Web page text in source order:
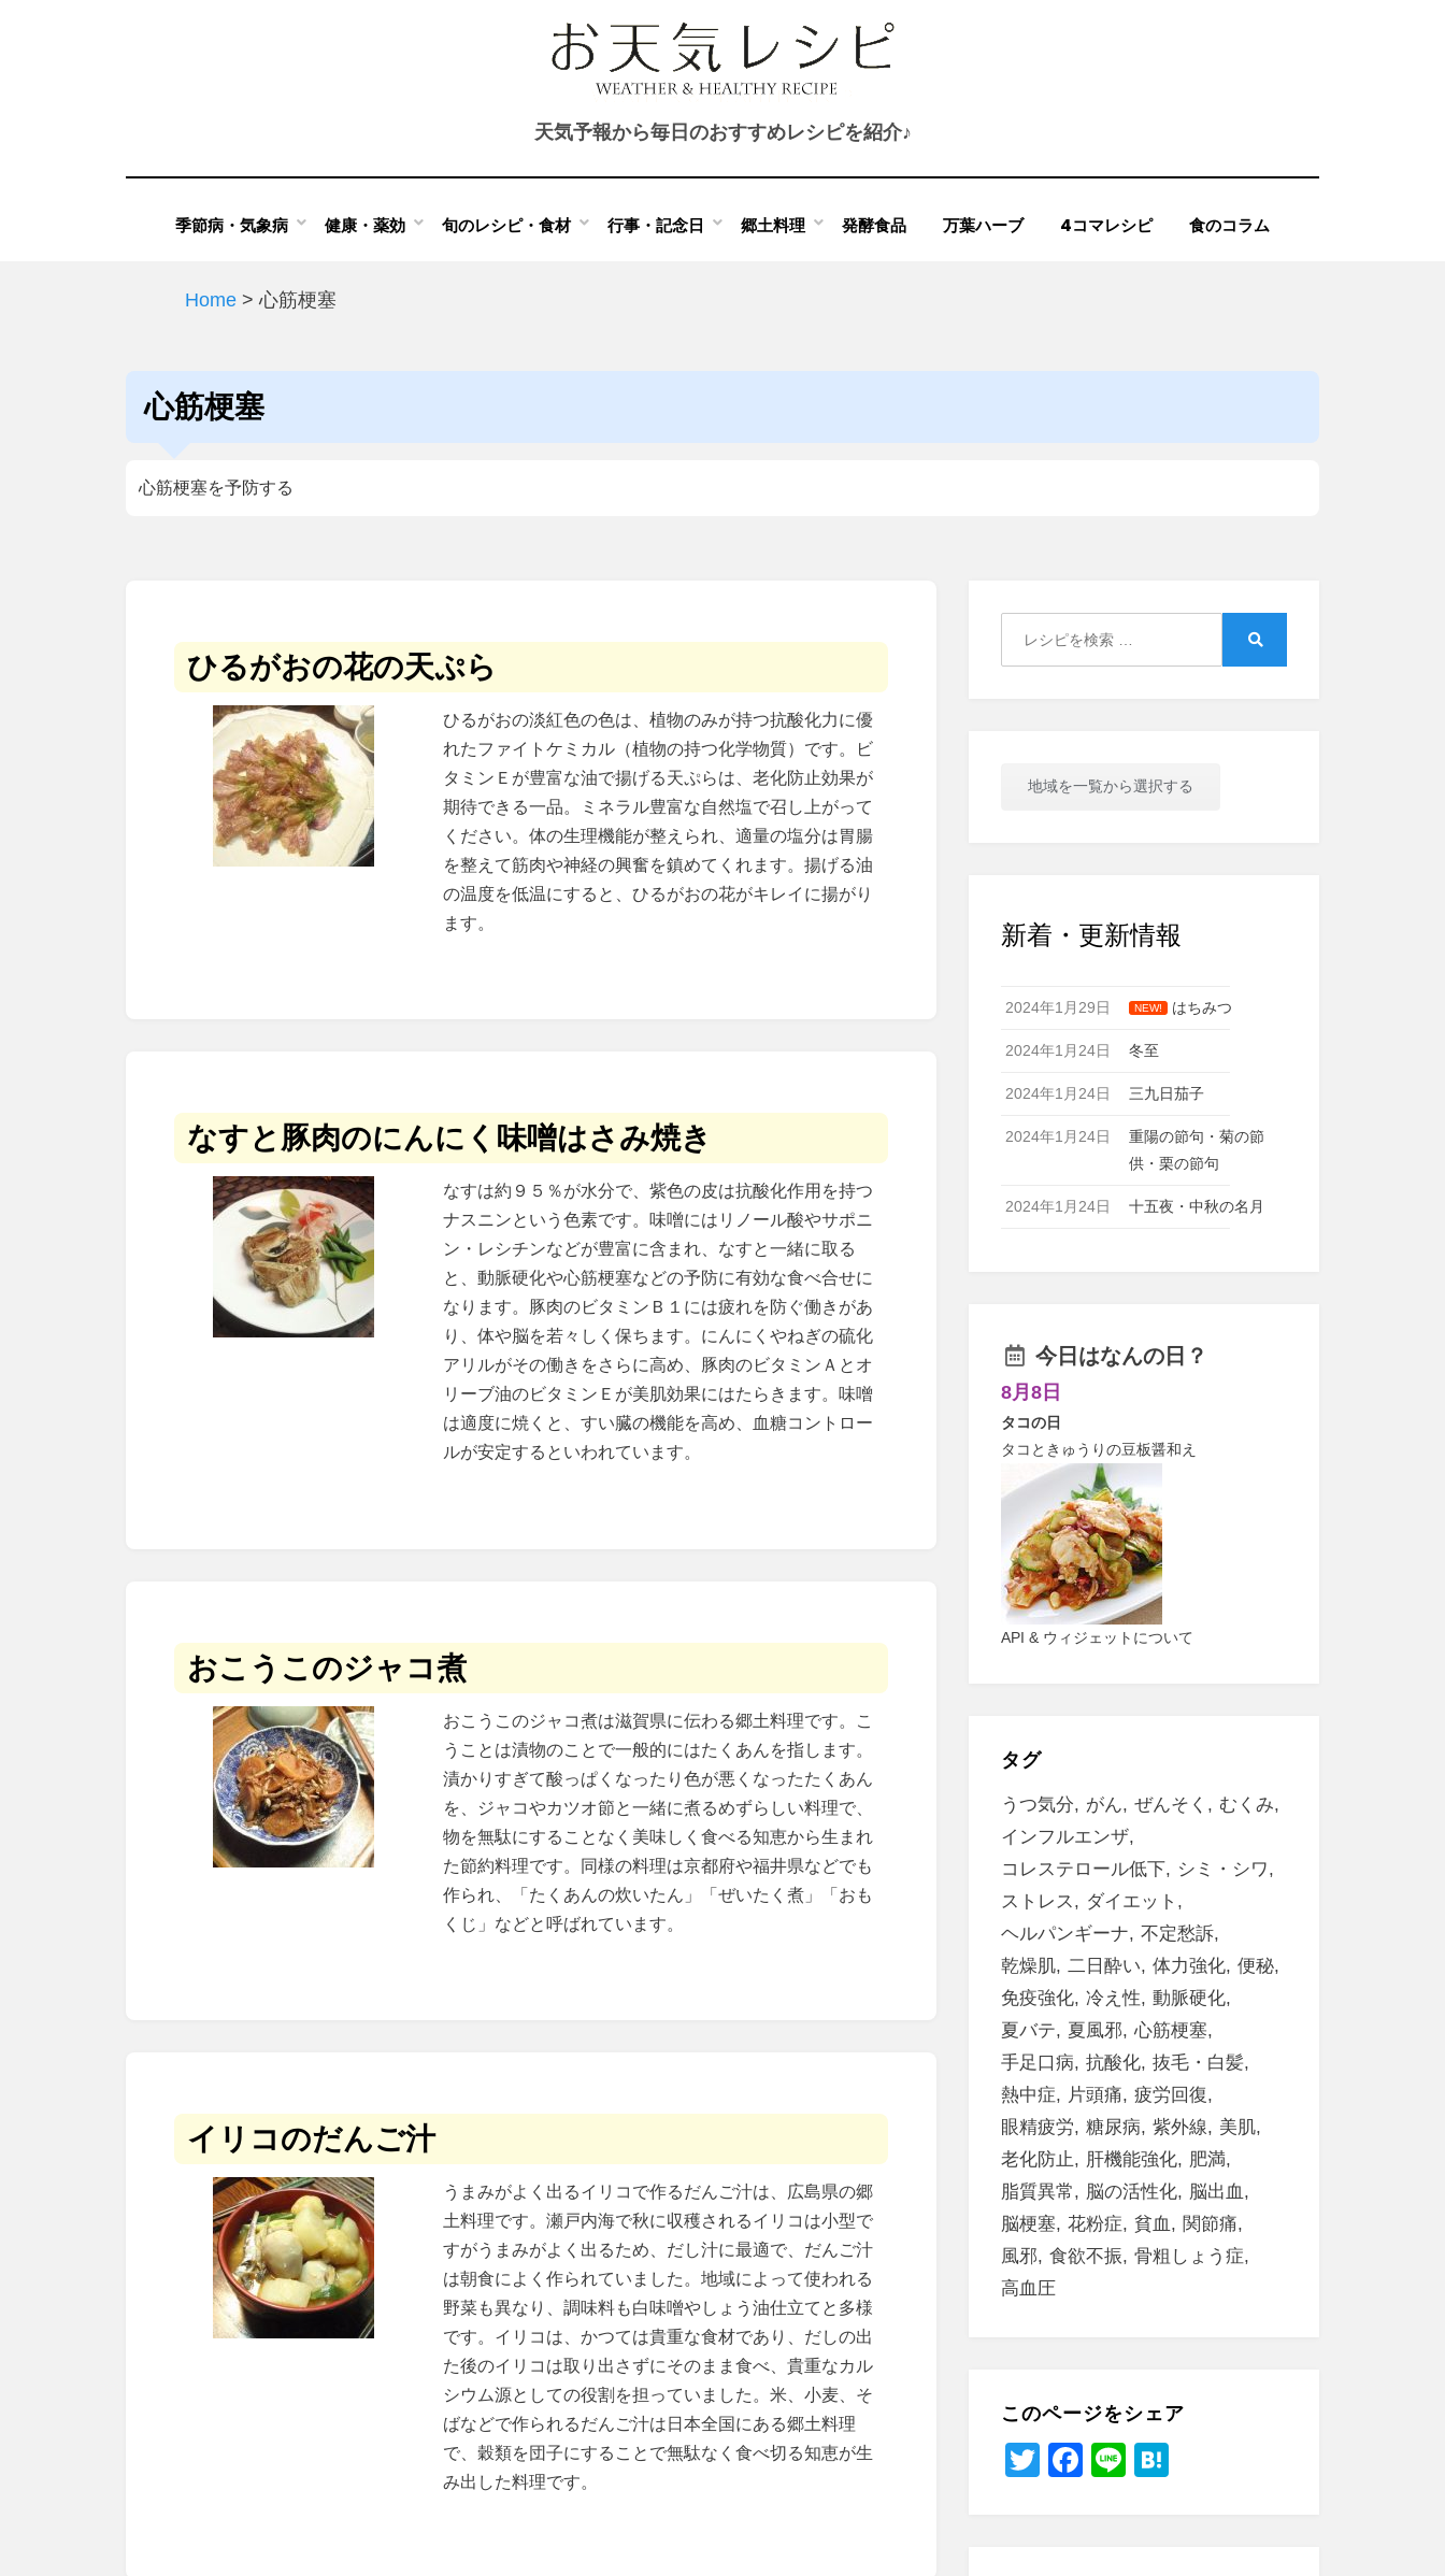
天気予報から毎日のおすすめレシピを紹介♪
季節病・気象病 健康・薬効 旬のレシピ・食材 行事・記念日 郷土料理 発酵食品 万葉ハーブ 4コマレシピ 食のコラム
Home >心筋梗塞
タグ
:
心筋梗塞
心筋梗塞を予防する
ひるがおの花の天ぷら
ひるがおの淡紅色の色は、植物のみが持つ抗酸化力に優
れたファイトケミカル（植物の持つ化学物質）です。ビ
タミンＥが豊富な油で揚げる天ぷらは、老化防止効果が
期待できる一品。ミネラル豊富な自然塩で召し上がって
ください。体の生理機能が整えられ、適量の塩分は胃腸
を整えて筋肉や神経の興奮を鎮めてくれます。揚げる油
の温度を低温にすると、ひるがおの花がキレイに揚がり
ます。
なすと豚肉のにんにく味噌はさみ焼き
なすは約９５％が水分で、紫色の皮は抗酸化作用を持つ
ナスニンという色素です。味噌にはリノール酸やサポニ
ン・レシチンなどが豊富に含まれ、なすと一緒に取る
と、動脈硬化や心筋梗塞などの予防に有効な食べ合せに
なります。豚肉のビタミンＢ１には疲れを防ぐ働きがあ
り、体や脳を若々しく保ちます。にんにくやねぎの硫化
アリルがその働きをさらに高め、豚肉のビタミンＡとオ
リーブ油のビタミンＥが美肌効果にはたらきます。味噌
は適度に焼くと、すい臓の機能を高め、血糖コントロー
ルが安定するといわれています。
おこうこのジャコ煮
おこうこのジャコ煮は滋賀県に伝わる郷土料理です。こ
うことは漬物のことで一般的にはたくあんを指します。
漬かりすぎて酸っぱくなったり色が悪くなったたくあん
を、ジャコやカツオ節と一緒に煮るめずらしい料理で、
物を無駄にすることなく美味しく食べる知恵から生まれ
た節約料理です。同様の料理は京都府や福井県などでも
作られ、「たくあんの炊いたん」「ぜいたく煮」「おも
くじ」などと呼ばれています。
イリコのだんご汁
うまみがよく出るイリコで作るだんご汁は、広島県の郷
土料理です。瀬戸内海で秋に収穫されるイリコは小型で
すがうまみがよく出るため、だし汁に最適で、だんご汁
は朝食によく作られていました。地域によって使われる
野菜も異なり、調味料も白味噌やしょう油仕立てと多様
です。イリコは、かつては貴重な食材であり、だしの出
た後のイリコは取り出さずにそのまま食べ、貴重なカル
シウム源としての役割を担っていました。米、小麦、そ
ばなどで作られるだんご汁は日本全国にある郷土料理
で、穀類を団子にすることで無駄なく食べ切る知恵が生
み出した料理です。
地域を一覧から選択する
新着・更新情報
2024年1月29日 NEW! はちみつ
2024年1月24日 冬至
2024年1月24日 三九日茄子
2024年1月24日
重陽の節句・菊の節
供・栗の節句
2024年1月24日 十五夜・中秋の名月
今日はなんの日？
8月8日
タコの日
タコときゅうりの豆板醤和え
API & ウィジェットについて
タグ
うつ気分 がん ぜんそく
むくみ
インフルエンザ
コレステロール低下
シミ・シワ
ストレス
ダイエット
ヘルパンギーナ
不定愁訴
乾燥肌
二日酔い 体力強化 便秘
免疫強化 冷え性
動脈硬化
夏バテ
夏風邪
心筋梗塞
手足口病
抗酸化 抜毛・白髪
熱中症
片頭痛
疲労回復
眼精疲労
糖尿病 紫外線
美肌
老化防止
肝機能強化
肥満
脂質異常
脳の活性化
脳出血
脳梗塞
花粉症 貧血
関節痛
風邪
食欲不振
骨粗しょう症
高血圧
このページをシェア
T F Li H